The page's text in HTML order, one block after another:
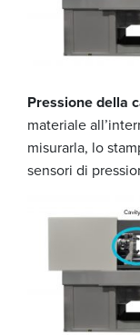
Pressione della
materiale
misurarla, lo
sensori di